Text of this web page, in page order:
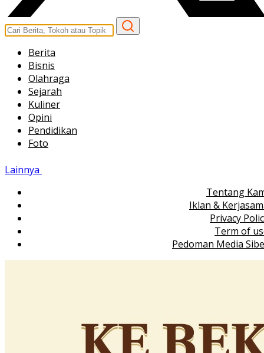
Berita
Bisnis
Olahraga
Sejarah
Kuliner
Opini
Pendidikan
Foto
Lainnya
Tentang
Iklan &
Privacy
Term of
Pedoman Media